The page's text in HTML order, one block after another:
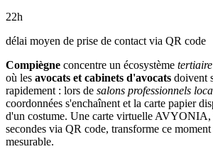
22h
délai moyen de prise de contact via QR code
Compiègne concentre un écosystème tertiaire
où les avocats et cabinets d'avocats doivent
rapidement : lors de salons professionnels
coordonnées s'enchaînent et la carte papier
d'un costume. Une carte virtuelle AVYONIA,
secondes via QR code, transforme ce
mesurable.